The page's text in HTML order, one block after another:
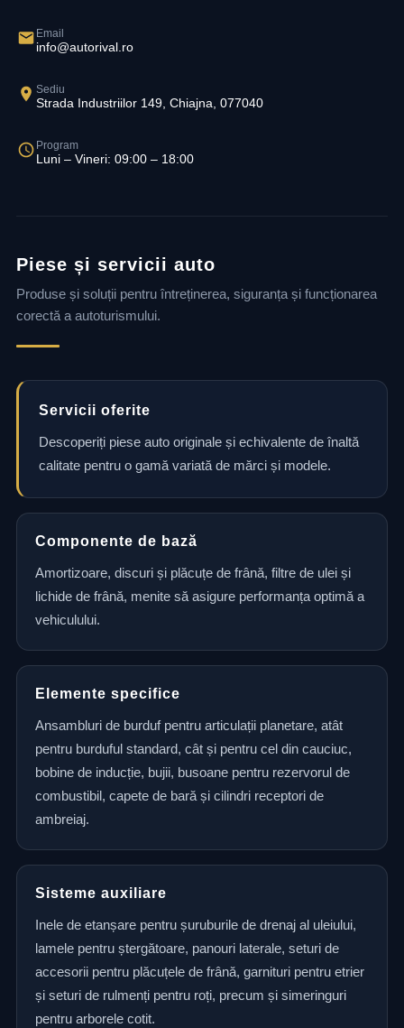
Email
info@autorival.ro
Sediu
Strada Industriilor 149, Chiajna, 077040
Program
Luni – Vineri: 09:00 – 18:00
Piese și servicii auto
Produse și soluții pentru întreținerea, siguranța și funcționarea
corectă a autoturismului.
Servicii oferite
Descoperiți piese auto originale și echivalente de înaltă
calitate pentru o gamă variată de mărci și modele.
Componente de bază
Amortizoare, discuri și plăcuțe de frână, filtre de ulei și
lichide de frână, menite să asigure performanța optimă a
vehiculului.
Elemente specifice
Ansambluri de burduf pentru articulații planetare, atât
pentru burduful standard, cât și pentru cel din cauciuc,
bobine de inducție, bujii, busoane pentru rezervorul de
combustibil, capete de bară și cilindri receptori de
ambreiaj.
Sisteme auxiliare
Inele de etanșare pentru șuruburile de drenaj al uleiului,
lamele pentru ștergătoare, panouri laterale, seturi de
accesorii pentru plăcuțele de frână, garnituri pentru etrier
și seturi de rulmenți pentru roți, precum și simeringuri
pentru arborele cotit.